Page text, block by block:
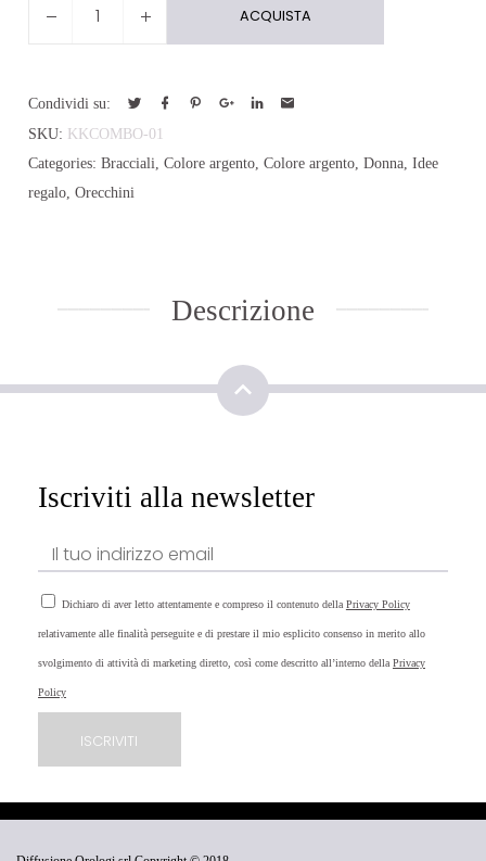
ACQUISTA
Condividi su:
SKU: KKCOMBO-01
Categories:Bracciali ,Colore argento ,Colore argento ,Donna ,Idee
regalo ,Orecchini
Descrizione
Iscriviti alla newsletter
Dichiaro di aver letto attentamente e compreso il contenuto della Privacy Policy
relativamente alle finalità perseguite e di prestare il mio esplicito consenso in merito allo
svolgimento di attività di marketing diretto, così come descritto all’interno della Privacy
Policy